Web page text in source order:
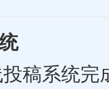
稿系统完